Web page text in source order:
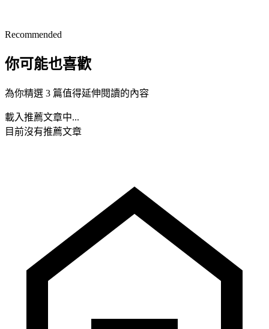
Recommended
你可能也喜歡
為你精選 3 篇值得延伸閱讀的內容
載入推薦文章中...
目前沒有推薦文章